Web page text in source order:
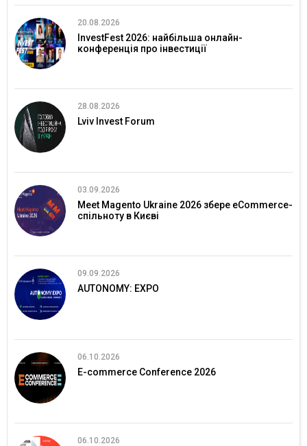
20.08.2026
InvestFest 2026: найбільша онлайн-
конференція про інвестиції
28.08.2026
Lviv Invest Forum
03.09.2026
Meet Magento Ukraine 2026 збере eCommerce-
спільноту в Києві
09.09.2026
AUTONOMY: EXPO
06.10.2026
E-commerce Conference 2026
06.10.2026